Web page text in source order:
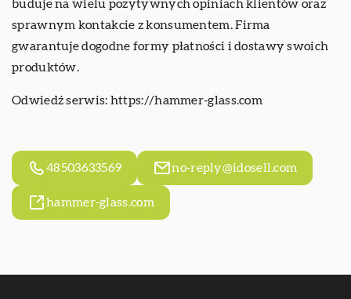
buduje na wielu pozytywnych opiniach klientów oraz
sprawnym kontakcie z konsumentem. Firma
gwarantuje dogodne formy płatności i dostawy swoich
produktów.
Odwiedź serwis: https://hammer-glass.com
48503633569 no-reply@idosell.com
hammer-glass.com